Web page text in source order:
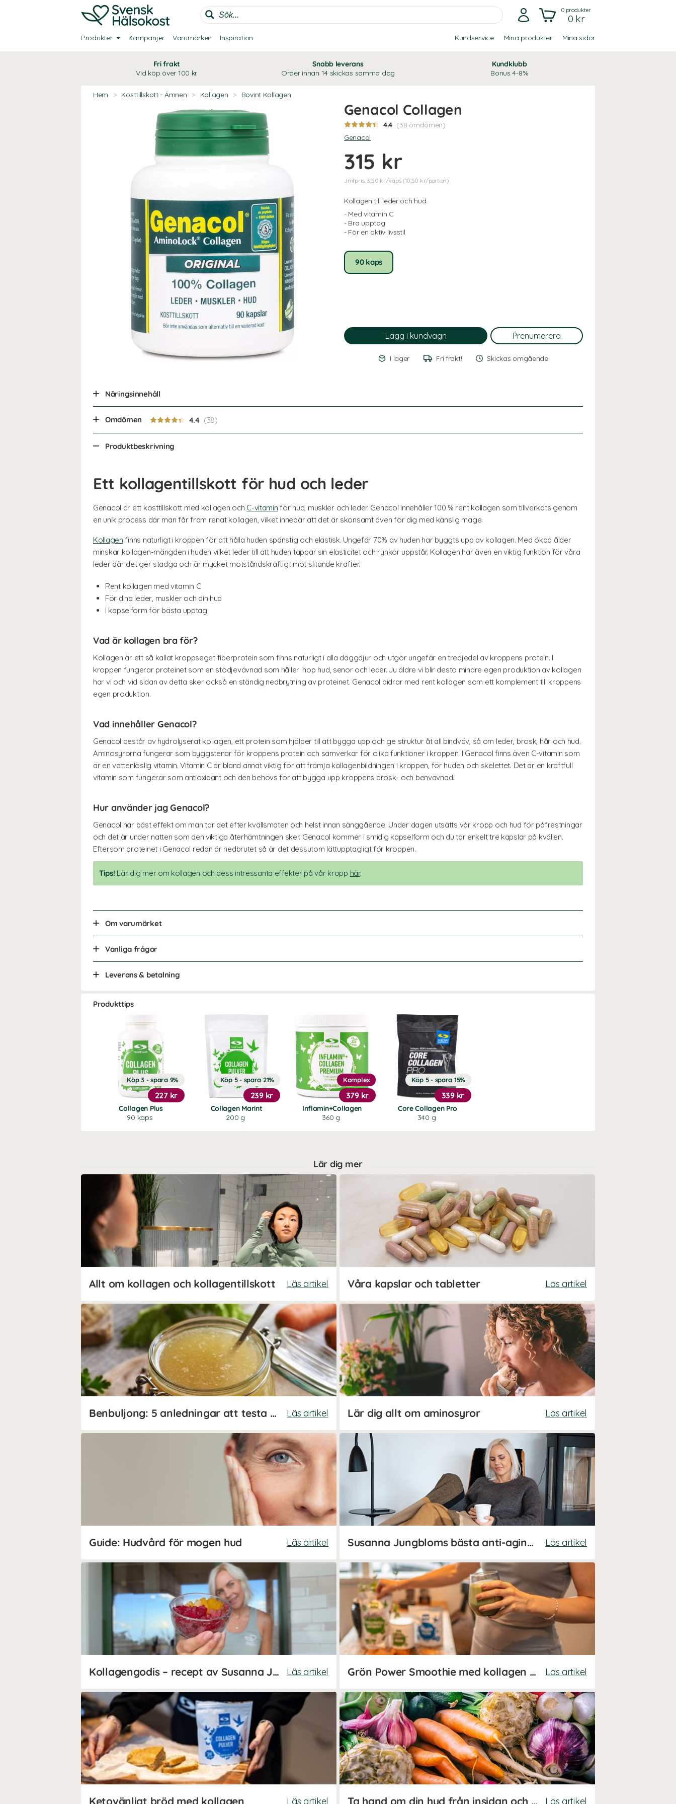
0produkter
0 kr
Produkter Kampanjer Varumärken Inspiration Kundservice Mina produkter Mina sidor
Fri frakt
Vid köp över 100 kr
Snabb leverans
Order innan 14 skickas samma dag
Kundklubb
Bonus 4-8%
Hem > Kosttillskott - Ämnen > Kollagen > Bovint Kollagen
Genacol Collagen
4.4 (38 omdömen)
Genacol
315 kr
Jmfpris: 3,50 kr/kaps (10,50 kr/portion)
Kollagen till leder och hud.
- Med vitamin C
- Bra upptag
- För en aktiv livsstil
90 kaps
I lager Fri frakt! Skickas omgående
Näringsinnehåll
Omdömen 4.4
Produktbeskrivning
Ett kollagentillskott för hud och leder
Genacol är ett kosttillskott med kollagen och C-vitamin för hud, muskler och leder. Genacol innehåller 100 % rent kollagen som tillverkats genom
en unik process där man får fram renat kollagen, vilket innebär att det är skonsamt även för dig med känslig mage.
Kollagen finns naturligt i kroppen för att hålla huden spänstig och elastisk. Ungefär 70% av huden har byggts upp av kollagen. Med ökad ålder
minskar kollagen-mängden i huden vilket leder till att huden tappar sin elasticitet och rynkor uppstår. Kollagen har även en viktig funktion för våra
leder där det ger stadga och är mycket motståndskraftigt mot slitande krafter.
Rent kollagen med vitamin C
För dina leder, muskler och din hud
I kapselform för bästa upptag
Vad är kollagen bra för?
Kollagen är ett så kallat kroppseget fiberprotein som finns naturligt i alla däggdjur och utgör ungefär en tredjedel av kroppens protein. I
kroppen fungerar proteinet som en stödjevävnad som håller ihop hud, senor och leder. Ju äldre vi blir desto mindre egen produktion av kollagen
har vi och vid sidan av detta sker också en ständig nedbrytning av proteinet. Genacol bidrar med rent kollagen som ett komplement till kroppens
egen produktion.
Vad innehåller Genacol?
Genacol består av hydrolyserat kollagen, ett protein som hjälper till att bygga upp och ge struktur åt all bindväv, så om leder, brosk, hår och hud.
Aminosyrorna fungerar som byggstenar för kroppens protein och samverkar för olika funktioner i kroppen. I Genacol finns även C-vitamin som
är en vattenlöslig vitamin. Vitamin C är bland annat viktig för att främja kollagenbildningen i kroppen, för huden och skelettet. Det är en kraftfull
vitamin som fungerar som antioxidant och den behövs för att bygga upp kroppens brosk- och benvävnad.
Hur använder jag Genacol?
Genacol har bäst effekt om man tar det efter kvällsmaten och helst innan sänggående. Under dagen utsätts vår kropp och hud för påfrestningar
och det är under natten som den viktiga återhämtningen sker. Genacol kommer i smidig kapselform och du tar enkelt tre kapslar på kvällen.
Eftersom proteinet i Genacol redan är nedbrutet så är det dessutom lättupptagligt för kroppen.
Tips! Lär dig mer om kollagen och dess intressanta effekter på vår kropp här.
Om varumärket
Vanliga frågor
Leverans & betalning
Produkttips
Collagen Plus
90 kaps
Köp 3 - spara 9%
227 kr
Collagen Marint
200 g
Köp 5 - spara 21%
239 kr
Inflamin+Collagen
360 g
Komplex
379 kr
Core Collagen Pro
340 g
Köp 5 - spara 15%
339 kr
Lär dig mer
Allt om kollagen och kollagentillskott Läs artikel Våra kapslar och tabletter Läs artikel
Benbuljong: 5 anledningar att testa hälsotrenden Läs artikel Lär dig allt om aminosyror Läs artikel
Guide: Hudvård för mogen hud Läs artikel Susanna Jungbloms bästa anti-aging-tips! Läs artikel
Kollagengodis – recept av Susanna Jungblom Läs artikel Grön Power Smoothie med kollagen och protein Läs artikel
Ketovänligt bröd med kollagen Läs artikel Ta hand om din hud från insidan och ut Läs artikel